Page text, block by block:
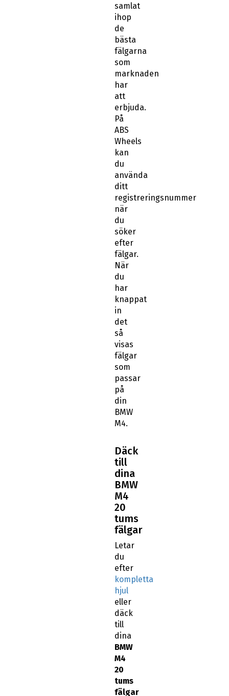
samlat
ihop
de
bästa
fälgarna
som
marknaden
har
att
erbjuda.
På
ABS
Wheels
kan
du
använda
ditt
registreringsnummer
när
du
söker
efter
fälgar.
När
du
har
knappat
in
det
så
visas
fälgar
som
passar
på
din
BMW
M4.
Däck
till
dina
BMW
M4
20
tums
fälgar
Letar
du
efter
kompletta
hjul
eller
däck
till
dina
BMW
M4
20
tums
fälgar